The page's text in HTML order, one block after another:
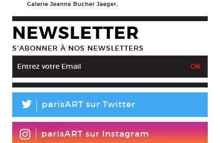
Galerie Jeanne Bucher Jaeger,
NEWSLETTER
S’ABONNER À NOS NEWSLETTERS
L parisART sur Twitter
parisART sur Instagram